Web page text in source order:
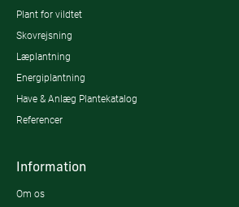
Plant for vildtet
Skovrejsning
Læplantning
Energiplantning
Have & Anlæg Plantekatalog
Referencer
Information
Om os